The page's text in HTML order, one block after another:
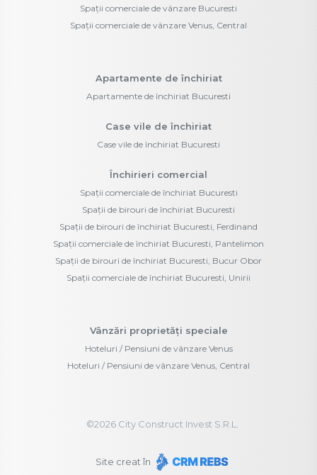
Spații comerciale de vânzare Bucuresti
Spații comerciale de vânzare Venus, Central
Apartamente de închiriat
Apartamente de închiriat Bucuresti
Case vile de închiriat
Case vile de închiriat Bucuresti
Închirieri comercial
Spații comerciale de închiriat Bucuresti
Spații de birouri de închiriat Bucuresti
Spații de birouri de închiriat Bucuresti, Ferdinand
Spații comerciale de închiriat Bucuresti, Pantelimon
Spații de birouri de închiriat Bucuresti, Bucur Obor
Spații comerciale de închiriat Bucuresti, Unirii
Vânzări proprietăți speciale
Hoteluri / Pensiuni de vânzare Venus
Hoteluri / Pensiuni de vânzare Venus, Central
©2026City Construct Invest S.R.L.
Site creat în